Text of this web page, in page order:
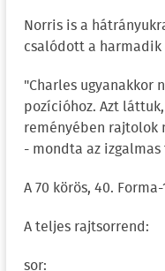
Norris is a
csalódott a
"Charles ugyanakkor
pozícióhoz. Azt
reményében rajtolok
- mondta az
A 70 körös, 40.
A teljes rajtsorrend:
sor: